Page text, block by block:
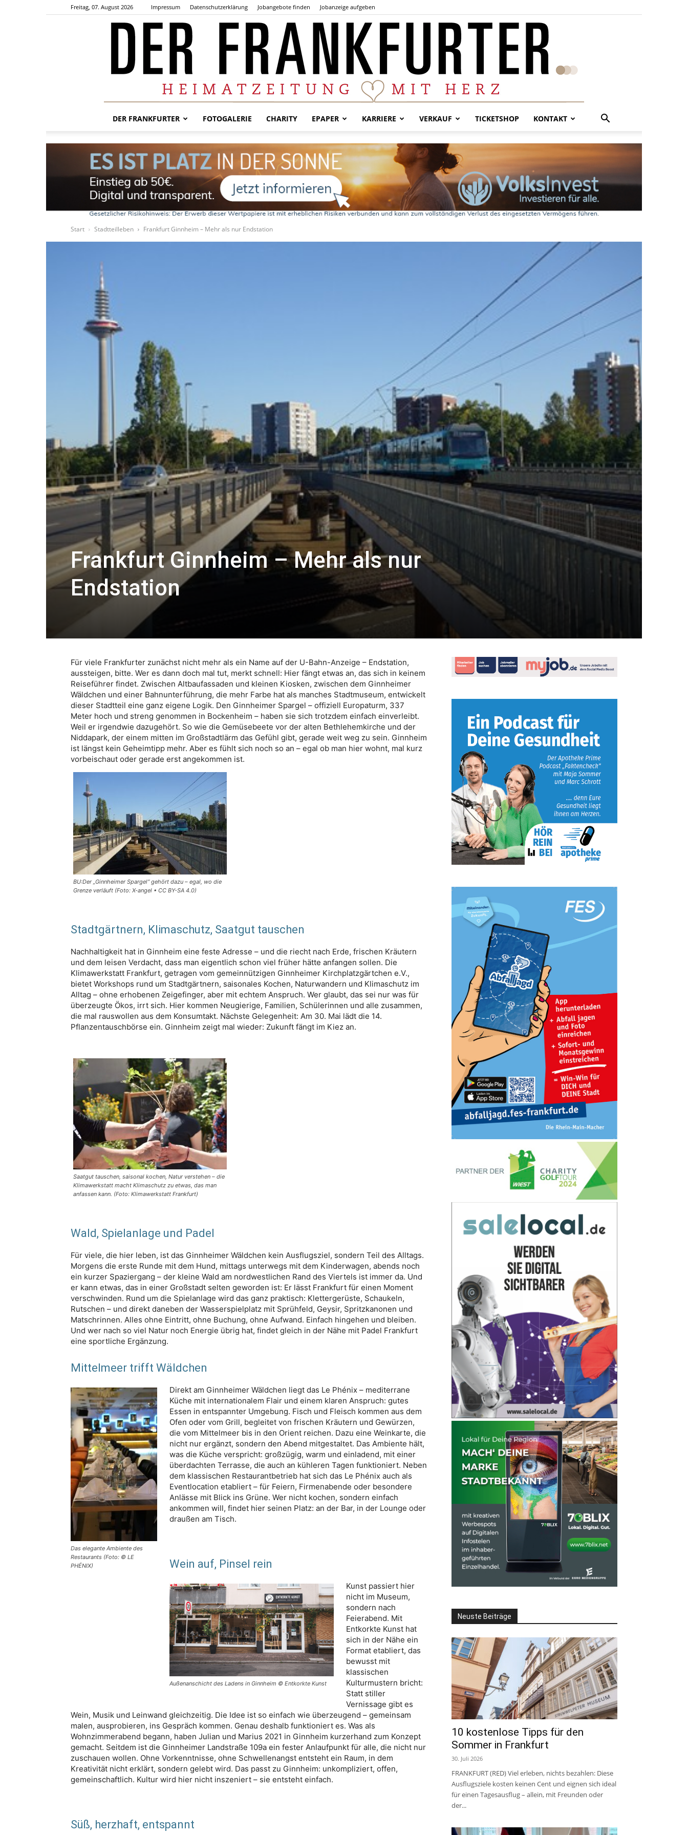
Freitag, 07. August 2026 Impressum Datenschutzerklärung Jobangebote finden Jobanzeige aufgeben
Frankfurter
DER FRANKFURTER FOTOGALERIE CHARITY EPAPER KARRIERE VERKAUF TICKETSHOP KONTAKT
Start Stadtteilleben Frankfurt Ginnheim – Mehr als nur Endstation
Frankfurt Ginnheim – Mehr als nur
Endstation
Für viele Frankfurter zunächst nicht mehr als ein Name auf der U-Bahn-Anzeige – Endstation,
aussteigen, bitte. Wer es dann doch mal tut, merkt schnell: Hier fängt etwas an, das sich in keinem
Reiseführer findet. Zwischen Altbaufassaden und kleinen Kiosken, zwischen dem Ginnheimer
Wäldchen und einer Bahnunterführung, die mehr Farbe hat als manches Stadtmuseum, entwickelt
dieser Stadtteil eine ganz eigene Logik. Den Ginnheimer Spargel – offiziell Europaturm, 337
Meter hoch und streng genommen in Bockenheim – haben sie sich trotzdem einfach einverleibt.
Weil er irgendwie dazugehört. So wie die Gemüsebeete vor der alten Bethlehemkirche und der
Niddapark, der einem mitten im Großstadtlärm das Gefühl gibt, gerade weit weg zu sein. Ginnheim
ist längst kein Geheimtipp mehr. Aber es fühlt sich noch so an – egal ob man hier wohnt, mal kurz
vorbeischaut oder gerade erst angekommen ist.
BU:Der „Ginnheimer Spargel“ gehört dazu – egal, wo die
Grenze verläuft (Foto: X-angel • CC BY-SA 4.0)
Stadtgärtnern, Klimaschutz, Saatgut tauschen
Nachhaltigkeit hat in Ginnheim eine feste Adresse – und die riecht nach Erde, frischen Kräutern
und dem leisen Verdacht, dass man eigentlich schon viel früher hätte anfangen sollen. Die
Klimawerkstatt Frankfurt, getragen vom gemeinnützigen Ginnheimer Kirchplatzgärtchen e.V.,
bietet Workshops rund um Stadtgärtnern, saisonales Kochen, Naturwandern und Klimaschutz im
Alltag – ohne erhobenen Zeigefinger, aber mit echtem Anspruch. Wer glaubt, das sei nur was für
überzeugte Ökos, irrt sich. Hier kommen Neugierige, Familien, Schülerinnen und alle zusammen,
die mal rauswollen aus dem Konsumtakt. Nächste Gelegenheit: Am 30. Mai lädt die 14.
Pflanzentauschbörse ein. Ginnheim zeigt mal wieder: Zukunft fängt im Kiez an.
Saatgut tauschen, saisonal kochen, Natur verstehen – die
Klimawerkstatt macht Klimaschutz zu etwas, das man
anfassen kann. (Foto: Klimawerkstatt Frankfurt)
Wald, Spielanlage und Padel
Für viele, die hier leben, ist das Ginnheimer Wäldchen kein Ausflugsziel, sondern Teil des Alltags.
Morgens die erste Runde mit dem Hund, mittags unterwegs mit dem Kinderwagen, abends noch
ein kurzer Spaziergang – der kleine Wald am nordwestlichen Rand des Viertels ist immer da. Und
er kann etwas, das in einer Großstadt selten geworden ist: Er lässt Frankfurt für einen Moment
verschwinden. Rund um die Spielanlage wird das ganz praktisch: Klettergerüste, Schaukeln,
Rutschen – und direkt daneben der Wasserspielplatz mit Sprühfeld, Geysir, Spritzkanonen und
Matschrinnen. Alles ohne Eintritt, ohne Buchung, ohne Aufwand. Einfach hingehen und bleiben.
Und wer nach so viel Natur noch Energie übrig hat, findet gleich in der Nähe mit Padel Frankfurt
eine sportliche Ergänzung.
Mittelmeer trifft Wäldchen
Das elegante Ambiente des
Restaurants (Foto: © LE
PHÉNIX)
Direkt am Ginnheimer Wäldchen liegt das Le Phénix – mediterrane
Küche mit internationalem Flair und einem klaren Anspruch: gutes
Essen in entspannter Umgebung. Fisch und Fleisch kommen aus dem
Ofen oder vom Grill, begleitet von frischen Kräutern und Gewürzen,
die vom Mittelmeer bis in den Orient reichen. Dazu eine Weinkarte, die
nicht nur ergänzt, sondern den Abend mitgestaltet. Das Ambiente hält,
was die Küche verspricht: großzügig, warm und einladend, mit einer
überdachten Terrasse, die auch an kühleren Tagen funktioniert. Neben
dem klassischen Restaurantbetrieb hat sich das Le Phénix auch als
Eventlocation etabliert – für Feiern, Firmenabende oder besondere
Anlässe mit Blick ins Grüne. Wer nicht kochen, sondern einfach
ankommen will, findet hier seinen Platz: an der Bar, in der Lounge oder
draußen am Tisch.
Wein auf, Pinsel rein
Außenanschicht des Ladens in Ginnheim © Entkorkte Kunst
Kunst passiert hier
nicht im Museum,
sondern nach
Feierabend. Mit
Entkorkte Kunst hat
sich in der Nähe ein
Format etabliert, das
bewusst mit
klassischen
Kulturmustern bricht:
Statt stiller
Vernissage gibt es
Wein, Musik und Leinwand gleichzeitig. Die Idee ist so einfach wie überzeugend – gemeinsam
malen, ausprobieren, ins Gespräch kommen. Genau deshalb funktioniert es. Was als
Wohnzimmerabend begann, haben Julian und Marius 2021 in Ginnheim kurzerhand zum Konzept
gemacht. Seitdem ist die Ginnheimer Landstraße 109a ein fester Anlaufpunkt für alle, die nicht nur
zuschauen wollen. Ohne Vorkenntnisse, ohne Schwellenangst entsteht ein Raum, in dem
Kreativität nicht erklärt, sondern gelebt wird. Das passt zu Ginnheim: unkompliziert, offen,
gemeinschaftlich. Kultur wird hier nicht inszeniert – sie entsteht einfach.
Süß, herzhaft, entspannt
Neuste Beiträge
10 kostenlose Tipps für den
Sommer in Frankfurt
30. Juli 2026
FRANKFURT (RED) Viel erleben, nichts bezahlen: Diese
Ausflugsziele kosten keinen Cent und eignen sich ideal
für einen Tagesausflug – allein, mit Freunden oder
der...